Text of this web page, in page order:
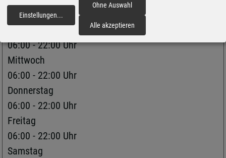
06:00 - 22:00 Uhr
06:00 - 22:00 Uhr
Mittwoch
06:00 - 22:00 Uhr
Donnerstag
06:00 - 22:00 Uhr
Freitag
06:00 - 22:00 Uhr
Samstag
Einstellungen...
Ohne Auswahl
Alle akzeptieren